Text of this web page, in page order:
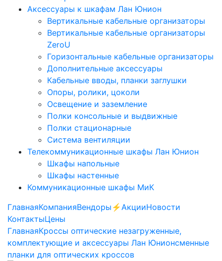
Аксессуары к шкафам Лан Юнион
Вертикальные кабельные организаторы
Вертикальные кабельные организаторы
ZeroU
Горизонтальные кабельные организаторы
Дополнительные аксессуары
Кабельные вводы, планки заглушки
Опоры, ролики, цоколи
Освещение и заземление
Полки консольные и выдвижные
Полки стационарные
Система вентиляции
Телекоммуникационные шкафы Лан Юнион
Шкафы напольные
Шкафы настенные
Коммуникационные шкафы МиК
ГлавнаяКомпанияВендоры ⚡️АкцииНовости
КонтактыЦены
ГлавнаяКроссы оптические незагруженные,
комплектующие и аксессуары Лан Юнионсменные
планки для оптических кроссов